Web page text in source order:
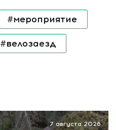
#мероприятие
#велозаезд
7 августа 2026